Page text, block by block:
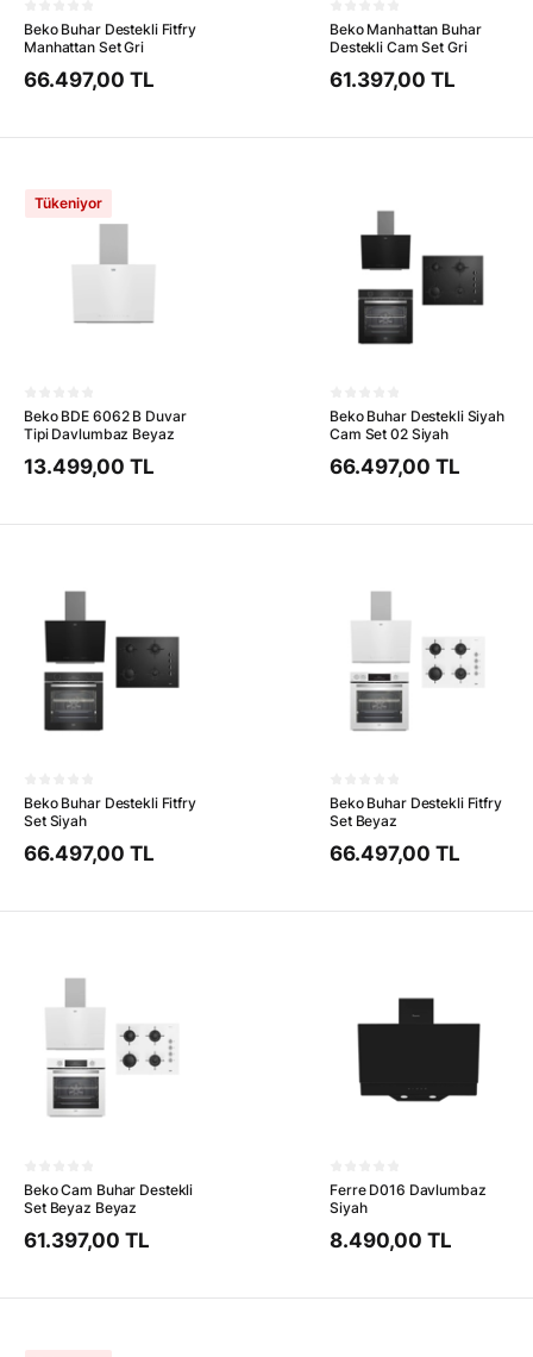
Beko Buhar Destekli Fitfry
Manhattan Set Gri
66.497,00 TL
Beko Manhattan Buhar
Destekli Cam Set Gri
61.397,00 TL
Tükeniyor
Beko BDE 6062 B Duvar
Tipi Davlumbaz Beyaz
13.499,00 TL
Beko Buhar Destekli Siyah
Cam Set 02 Siyah
66.497,00 TL
Beko Buhar Destekli Fitfry
Set Siyah
66.497,00 TL
Beko Buhar Destekli Fitfry
Set Beyaz
66.497,00 TL
Beko Cam Buhar Destekli
Set Beyaz Beyaz
61.397,00 TL
Ferre D016 Davlumbaz
Siyah
8.490,00 TL